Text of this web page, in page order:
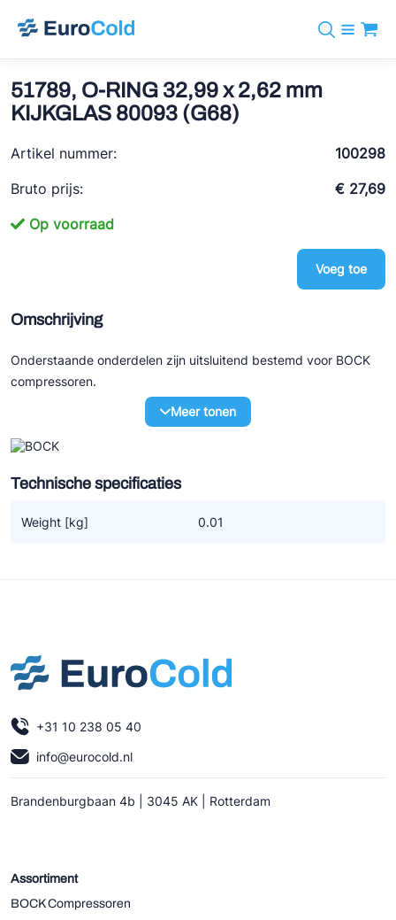
info@eurocold.nl
Merken
BOCK
REFFLEX®
Doucette Industries
ESK Schultze
TEKLAB
Koudemiddelen
Diensten
Nieuws
Over ons
51789, O-RING 32,99 x 2,62 mm
KIJKGLAS 80093 (G68)
Artikel nummer:
100298
Bruto prijs:
€ 27,69
Op voorraad
Voeg toe
Omschrijving
Onderstaande onderdelen zijn uitsluitend bestemd voor BOCK
compressoren.
Meer tonen
Technische specificaties
Weight [kg] 0.01
+31 10 238 05 40
info@eurocold.nl
Brandenburgbaan 4b | 3045 AK | Rotterdam
Assortiment
BOCK Compressoren